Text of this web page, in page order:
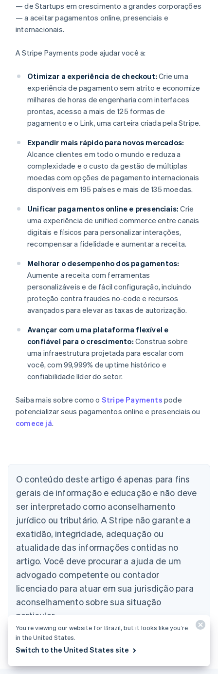
— de Startups em crescimento a grandes corporações
— a aceitar pagamentos online, presenciais e
internacionais.
A Stripe Payments pode ajudar você a:
Otimizar a experiência de checkout: Crie uma
experiência de pagamento sem atrito e economize
milhares de horas de engenharia com interfaces
prontas, acesso a mais de 125 formas de
pagamento e o Link, uma carteira criada pela Stripe.
Expandir mais rápido para novos mercados:
Alcance clientes em todo o mundo e reduza a
complexidade e o custo da gestão de múltiplas
moedas com opções de pagamento internacionais
disponíveis em 195 países e mais de 135 moedas.
Unificar pagamentos online e presenciais: Crie
uma experiência de unified commerce entre canais
digitais e físicos para personalizar interações,
recompensar a fidelidade e aumentar a receita.
Melhorar o desempenho dos pagamentos:
Aumente a receita com ferramentas
personalizáveis e de fácil configuração, incluindo
proteção contra fraudes no-code e recursos
avançados para elevar as taxas de autorização.
Avançar com uma plataforma flexível e
confiável para o crescimento: Construa sobre
uma infraestrutura projetada para escalar com
você, com 99,999% de uptime histórico e
confiabilidade líder do setor.
Saiba mais sobre como o Stripe Payments pode
potencializar seus pagamentos online e presenciais ou
comece já.
O conteúdo deste artigo é apenas para fins
gerais de informação e educação e não deve
ser interpretado como aconselhamento
jurídico ou tributário. A Stripe não garante a
exatidão, integridade, adequação ou
atualidade das informações contidas no
artigo. Você deve procurar a ajuda de um
advogado competente ou contador
licenciado para atuar em sua jurisdição para
aconselhamento sobre sua situação
particular.
Austrália
Áustria
DeutschEnglish
Bélgica
English
Brasil
Português English
Bulgária
English
Canadá
English Français
China continental
简体中文 English
Chipre
Croácia
Dinamarca
You’re viewing our website for Brazil, but it looks like you’re
in the United States.
Switch to the United States site